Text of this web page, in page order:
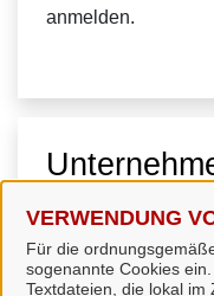
VERWENDUNG
Für die
sogenannte Cookies
Textdateien, die lokal im
anmelden.